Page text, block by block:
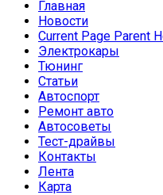
Главная
Новости
Current Page Parent
Электрокары
Тюнинг
Статьи
Автоспорт
Ремонт авто
Автосоветы
Тест-драйвы
Контакты
Лента
Карта